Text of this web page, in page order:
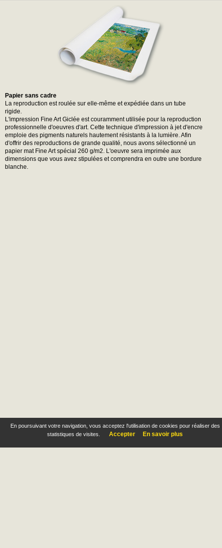
En poursuivant votre navigation, vous acceptez l'utilisation de cookies pour réaliser des
statistiques de visites.
Accepter En savoir plus
Papier sans cadre
La reproduction est roulée sur elle-même et expédiée dans un tube
rigide.
L'impression Fine Art Giclée est couramment utilisée pour la reproduction
professionnelle d'oeuvres d'art. Cette technique d'impression à jet d'encre
emploie des pigments naturels hautement résistants à la lumière. Afin
d'offrir des reproductions de grande qualité, nous avons sélectionné un
papier mat Fine Art spécial 260 g/m2. L'oeuvre sera imprimée aux
dimensions que vous avez stipulées et comprendra en outre une bordure
blanche.